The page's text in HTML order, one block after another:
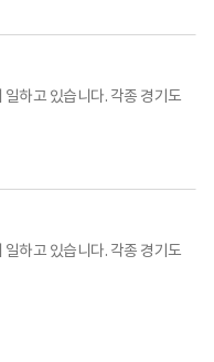
하고 있습니다. 각종 경기도
하고 있습니다. 각종 경기도